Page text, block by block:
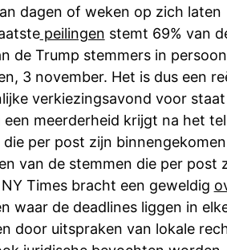
dagen of weken op zich laten
peilingen stemt 69% van
de Trump stemmers in
3 november. Het is dus een
verkiezingsavond voor
meerderheid krijgt na het
per post zijn
van de stemmen die per post
Times bracht een geweldig
waar de deadlines liggen in
door uitspraken van lokale